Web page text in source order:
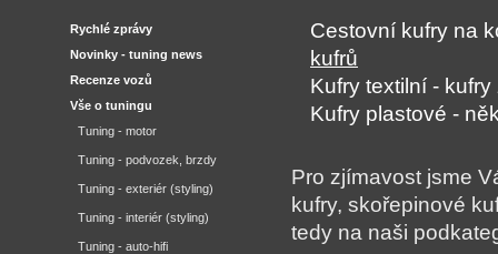
Cestovní kufry na
kufrů
Kufry textilní -
Kufry plastové -
Pro zjímavost jsme
kufry, skořepinové
tedy na naši
Rychlé zprávy
Novinky - tuning news
Recenze vozů
Vše o tuningu
Tuning - motor
Tuning - podvozek, brzdy
Tuning - exteriér (styling)
Tuning - interiér (styling)
Tuning - auto-hifi